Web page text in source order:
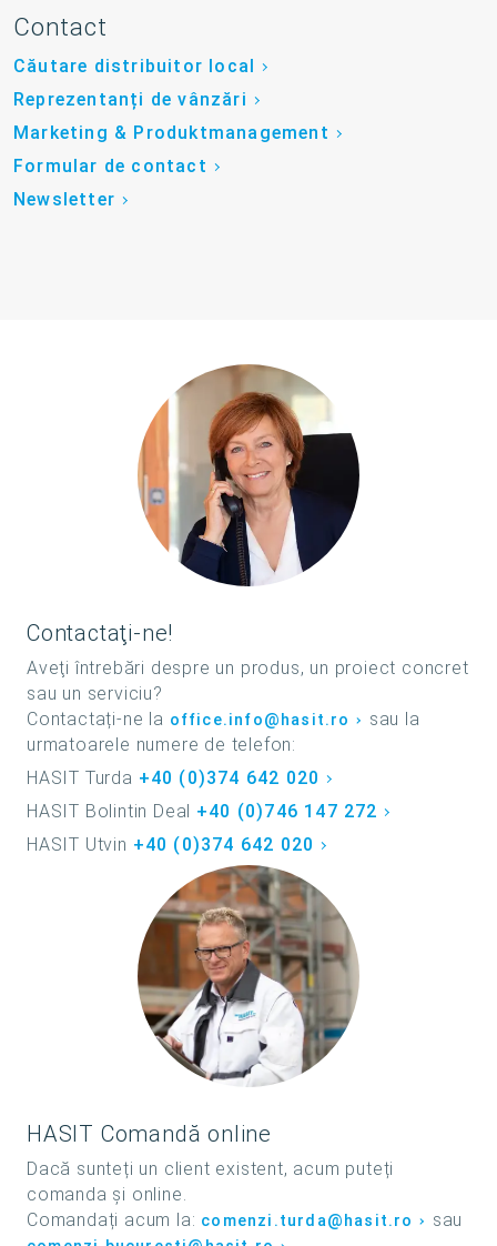
Contact
Căutare distribuitor local
Reprezentanți de vânzări
Marketing & Produktmanagement
Formular de contact
Newsletter
Contactaţi-ne!
Aveţi întrebări despre un produs, un proiect concret
sau un serviciu?
Contactați-ne la office.info@hasit.ro
sau la
urmatoarele numere de telefon:
HASIT Turda +40 (0)374 642 020
HASIT Bolintin Deal +40 (0)746 147 272
HASIT Utvin +40 (0)374 642 020
HASIT Comandă online
Dacă sunteți un client existent, acum puteți
comanda și online.
Comandați acum la: comenzi.turda@hasit.ro sau